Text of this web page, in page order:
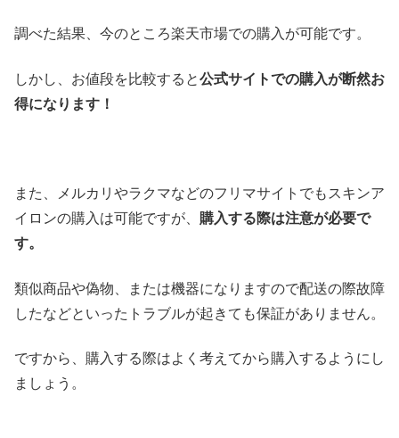
調べた結果、今のところ楽天市場での購入が可能です。
しかし、お値段を比較すると公式サイトでの購入が断然お
得になります！
また、メルカリやラクマなどのフリマサイトでもスキンア
イロンの購入は可能ですが、 購入する際は注意が必要で
す。
類似商品や偽物、または機器になりますので配送の際故障
したなどといったトラブルが起きても保証がありません。
ですから、購入する際はよく考えてから購入するようにし
ましょう。